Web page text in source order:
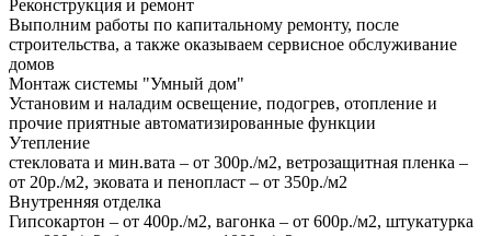
Реконструкция и ремонт
Выполним работы по капитальному ремонту, после
строительства, а также оказываем сервисное обслуживание
домов
Монтаж системы "Умный дом"
Установим и наладим освещение, подогрев, отопление и
прочие приятные автоматизированные функции
Утепление
стекловата и мин.вата – от 300р./м2, ветрозащитная пленка –
от 20р./м2, эковата и пенопласт – от 350р./м2
Внутренняя отделка
Гипсокартон – от 400р./м2, вагонка – от 600р./м2, штукатурка